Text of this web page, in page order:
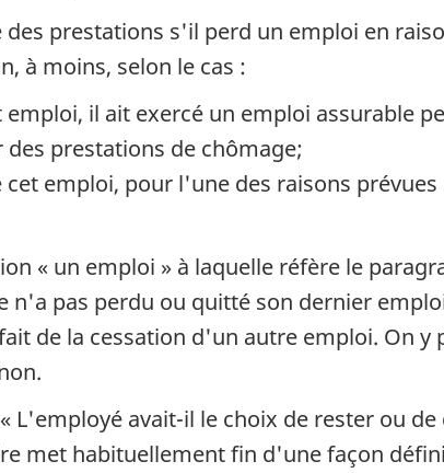
des prestations s'il perd un emploi en
à moins, selon le cas :
il ait exercé un emploi assurable
des prestations de chômage;
emploi, pour l'une des raisons
« un emploi » à laquelle réfère le
n'a pas perdu ou quitté son dernier
de la cessation d'un autre emploi. On
L'employé avait-il le choix de rester ou de
met habituellement fin d'une façon